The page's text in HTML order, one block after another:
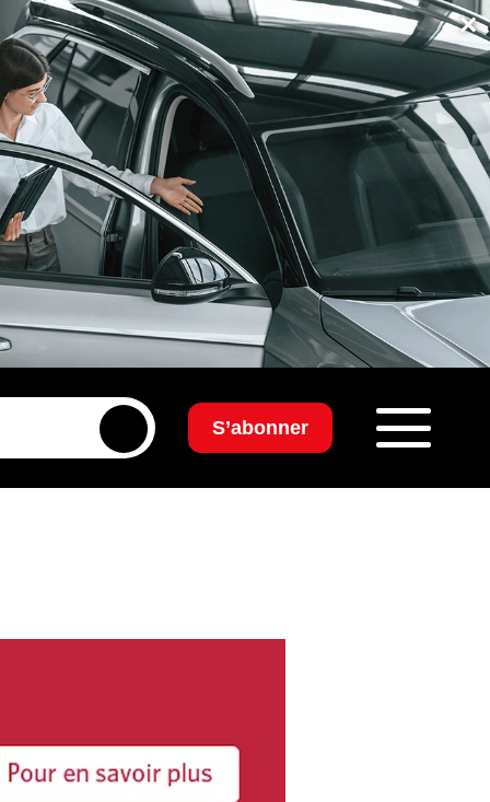
×
S’abonner